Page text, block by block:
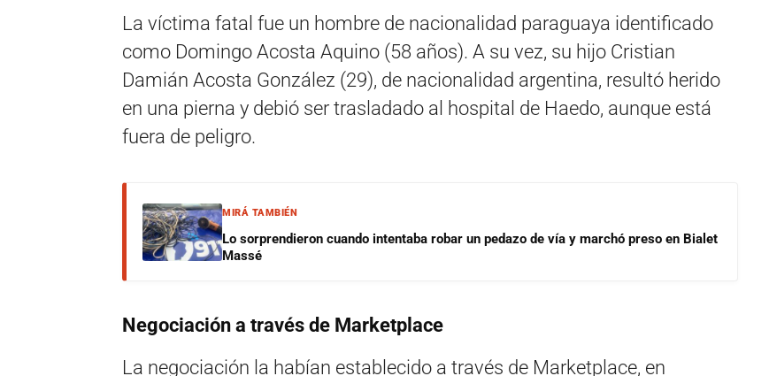
La víctima fatal fue un hombre de nacionalidad paraguaya identificado
como Domingo Acosta Aquino (58 años). A su vez, su hijo Cristian
Damián Acosta González (29), de nacionalidad argentina, resultó herido
en una pierna y debió ser trasladado al hospital de Haedo, aunque está
fuera de peligro.
MIRÁ TAMBIÉN
Lo sorprendieron cuando intentaba robar un pedazo de vía y marchó preso en Bialet
Massé
Negociación a través de Marketplace
La negociación la habían establecido a través de Marketplace, en